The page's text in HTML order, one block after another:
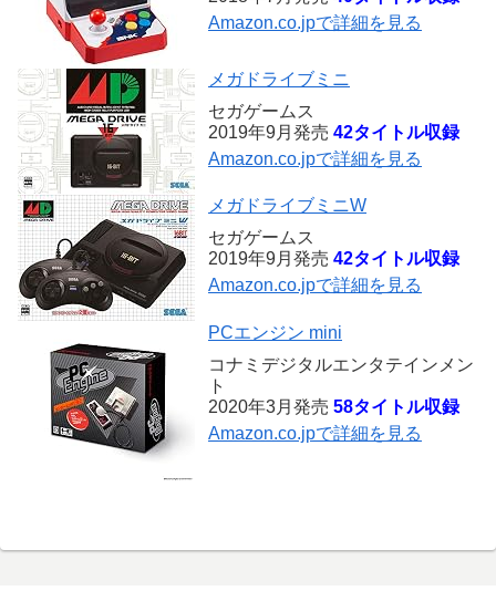
Amazon.co.jpで詳細を見る
メガドライブミニ
セガゲームス
2019年9月発売 42タイトル収録
Amazon.co.jpで詳細を見る
メガドライブミニW
セガゲームス
2019年9月発売 42タイトル収録
Amazon.co.jpで詳細を見る
PCエンジン mini
コナミデジタルエンタテインメン
ト
2020年3月発売 58タイトル収録
Amazon.co.jpで詳細を見る